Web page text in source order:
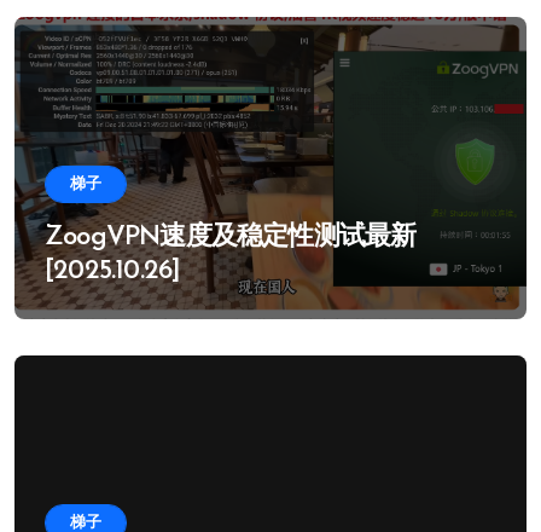
梯子
ZoogVPN速度及稳定性测试最新
[2025.10.26]
梯子